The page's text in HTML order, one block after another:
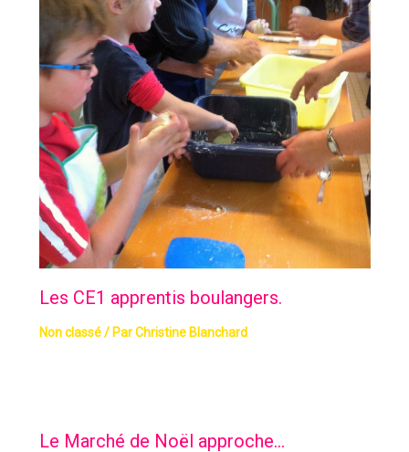
Les CE1 apprentis boulangers.
Non classé/ ParChristine Blanchard
Le Marché de Noël approche…